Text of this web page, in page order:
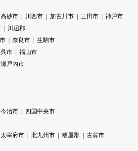
高砂市 川西市 加古川市 三田市
神戸市
川辺郡
奈良市
生駒市
呉市
福山市
瀬戸内市
今治市
四国中央市
太宰府市 北九州市 糟屋郡
古賀市